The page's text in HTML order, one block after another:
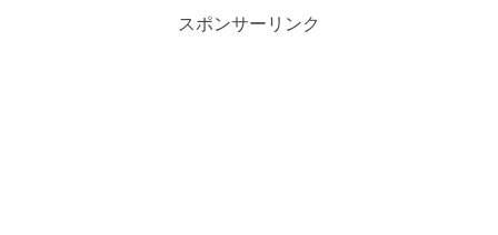
スポンサーリンク